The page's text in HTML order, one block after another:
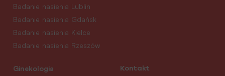
Badanie nasienia Lublin
Badanie nasienia Gdańsk
Badanie nasienia Kielce
Badanie nasienia Rzeszów
Ginekologia Kontakt